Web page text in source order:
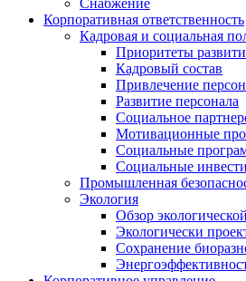
Снабжение
Корпоративная ответственность
Кадровая и социальная
Приоритеты
Кадровый состав
Привлечение
Развитие персонала
Социальное
Мотивационные
Социальные
Социальные
Промышленная
Экология
Обзор
Экологически
Сохранение